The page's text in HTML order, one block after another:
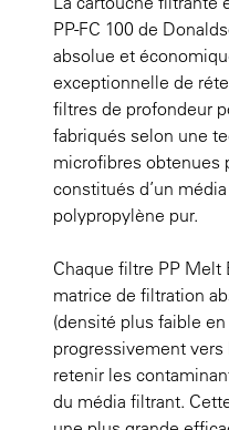
PP-FC 100 de
absolue et
exceptionnelle de
filtres de profondeur
fabriqués selon une
microfibres obtenues
constitués d’un
polypropylène pur.
Chaque filtre PP
matrice de filtration
(densité plus faible
progressivement
retenir les
du média filtrant.